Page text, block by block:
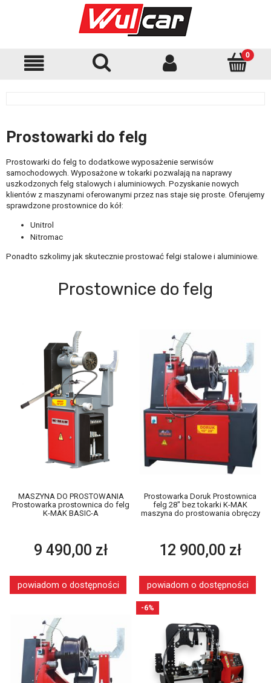
Prostowarki do felg
Prostowarki do felg to dodatkowe wyposażenie serwisów
samochodowych. Wyposażone w tokarki pozwalają na naprawy
uszkodzonych felg stalowych i aluminiowych. Pozyskanie nowych
klientów z maszynami oferowanymi przez nas staje się proste. Oferujemy
sprawdzone prostownice do kół:
Unitrol
Nitromac
Ponadto szkolimy jak skutecznie prostować felgi stalowe i aluminiowe.
Prostownice do felg
MASZYNA DO PROSTOWANIA
Prostowarka prostownica do felg
K-MAK BASIC-A
9 490,00 zł
powiadom o dostępności
Prostowarka Doruk Prostownica
felg 28" bez tokarki K-MAK
maszyna do prostowania obręczy
12 900,00 zł
powiadom o dostępności
-6%